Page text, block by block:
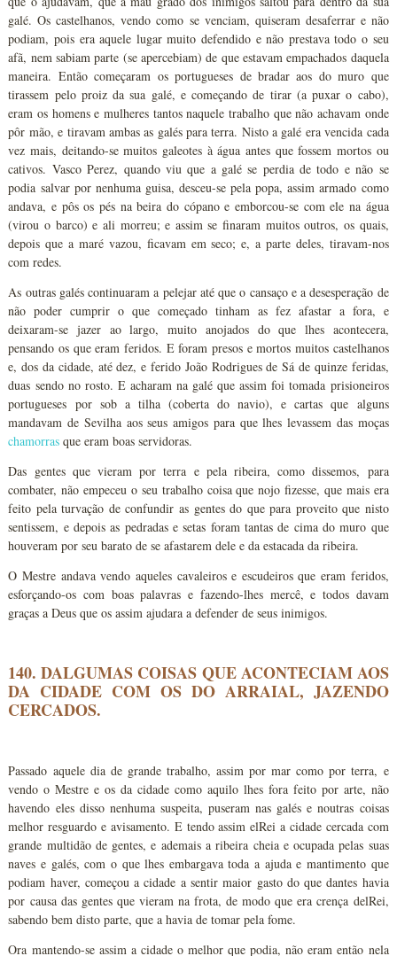
galé. Os castelhanos, vendo como se venciam, quiseram desaferrar e não
podiam, pois era aquele lugar muito defendido e não prestava todo o seu
afã, nem sabiam parte (se apercebiam) de que estavam empachados daquela
maneira. Então começaram os portugueses de bradar aos do muro que
tirassem pelo proiz da sua galé, e começando de tirar (a puxar o cabo),
eram os homens e mulheres tantos naquele trabalho que não achavam onde
pôr mão, e tiravam ambas as galés para terra. Nisto a galé era vencida cada
vez mais, deitando-se muitos galeotes à água antes que fossem mortos ou
cativos. Vasco Perez, quando viu que a galé se perdia de todo e não se
podia salvar por nenhuma guisa, desceu-se pela popa, assim armado como
andava, e pôs os pés na beira do cópano e emborcou-se com ele na água
(virou o barco) e ali morreu; e assim se finaram muitos outros, os quais,
depois que a maré vazou, ficavam em seco; e, a parte deles, tiravam-nos
com redes.
As outras galés continuaram a pelejar até que o cansaço e a desesperação de
não poder cumprir o que começado tinham as fez afastar a fora, e
deixaram-se jazer ao largo, muito anojados do que lhes acontecera,
pensando os que eram feridos. E foram presos e mortos muitos castelhanos
e, dos da cidade, até dez, e ferido João Rodrigues de Sá de quinze feridas,
duas sendo no rosto. E acharam na galé que assim foi tomada prisioneiros
portugueses por sob a tilha (coberta do navio), e cartas que alguns
mandavam de Sevilha aos seus amigos para que lhes levassem das moças
chamorras que eram boas servidoras.
Das gentes que vieram por terra e pela ribeira, como dissemos, para
combater, não empeceu o seu trabalho coisa que nojo fizesse, que mais era
feito pela turvação de confundir as gentes do que para proveito que nisto
sentissem, e depois as pedradas e setas foram tantas de cima do muro que
houveram por seu barato de se afastarem dele e da estacada da ribeira.
O Mestre andava vendo aqueles cavaleiros e escudeiros que eram feridos,
esforçando-os com boas palavras e fazendo-lhes mercê, e todos davam
graças a Deus que os assim ajudara a defender de seus inimigos.
140. DALGUMAS COISAS QUE ACONTECIAM AOS
DA CIDADE COM OS DO ARRAIAL, JAZENDO
CERCADOS.
Passado aquele dia de grande trabalho, assim por mar como por terra, e
vendo o Mestre e os da cidade como aquilo lhes fora feito por arte, não
havendo eles disso nenhuma suspeita, puseram nas galés e noutras coisas
melhor resguardo e avisamento. E tendo assim elRei a cidade cercada com
grande multidão de gentes, e ademais a ribeira cheia e ocupada pelas suas
naves e galés, com o que lhes embargava toda a ajuda e mantimento que
podiam haver, começou a cidade a sentir maior gasto do que dantes havia
por causa das gentes que vieram na frota, de modo que era crença delRei,
sabendo bem disto parte, que a havia de tomar pela fome.
Ora mantendo-se assim a cidade o melhor que podia, não eram então nela